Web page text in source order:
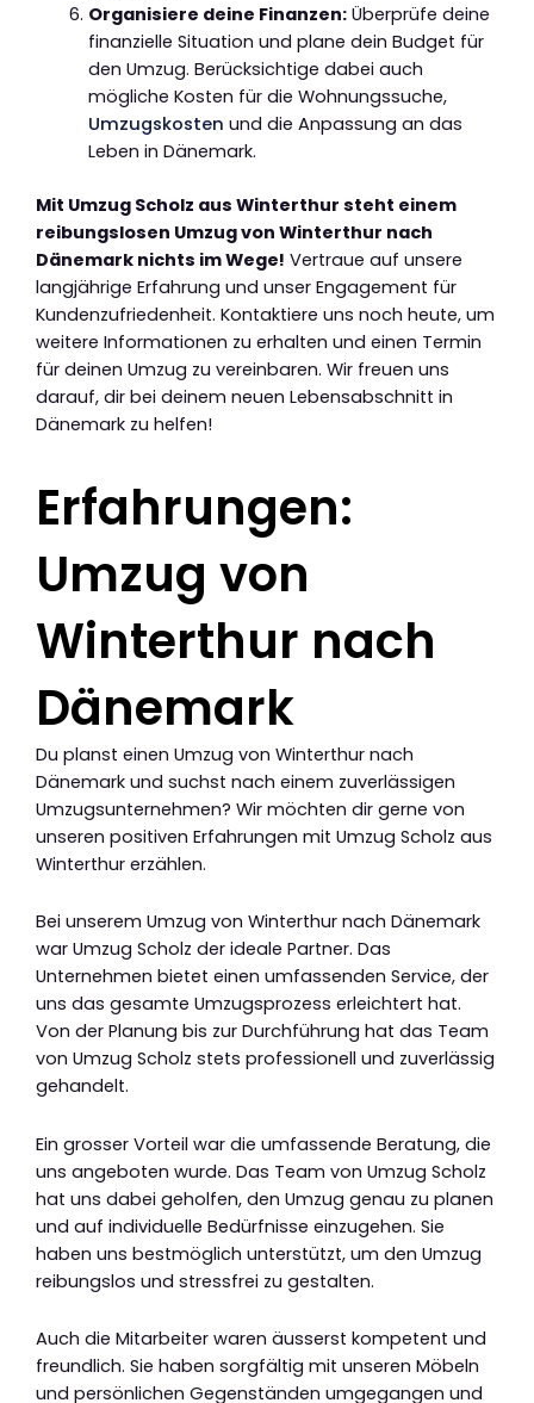
Organisiere deine Finanzen:Überprüfe deine
finanzielle Situation und plane dein Budget für
den Umzug. Berücksichtige dabei auch
mögliche Kosten für die Wohnungssuche,
Umzugskosten und die Anpassung an das
Leben in Dänemark.
Mit Umzug Scholz aus Winterthur steht einem
reibungslosen Umzug von Winterthur nach
Dänemark nichts im Wege! Vertraue auf unsere
langjährige Erfahrung und unser Engagement für
Kundenzufriedenheit. Kontaktiere uns noch heute, um
weitere Informationen zu erhalten und einen Termin
für deinen Umzug zu vereinbaren. Wir freuen uns
darauf, dir bei deinem neuen Lebensabschnitt in
Dänemark zu helfen!
Erfahrungen:
Umzug von
Winterthur nach
Dänemark
Du planst einen Umzug von Winterthur nach
Dänemark und suchst nach einem zuverlässigen
Umzugsunternehmen? Wir möchten dir gerne von
unseren positiven Erfahrungen mit Umzug Scholz aus
Winterthur erzählen.
Bei unserem Umzug von Winterthur nach Dänemark
war Umzug Scholz der ideale Partner. Das
Unternehmen bietet einen umfassenden Service, der
uns das gesamte Umzugsprozess erleichtert hat.
Von der Planung bis zur Durchführung hat das Team
von Umzug Scholz stets professionell und zuverlässig
gehandelt.
Ein grosser Vorteil war die umfassende Beratung, die
uns angeboten wurde. Das Team von Umzug Scholz
hat uns dabei geholfen, den Umzug genau zu planen
und auf individuelle Bedürfnisse einzugehen. Sie
haben uns bestmöglich unterstützt, um den Umzug
reibungslos und stressfrei zu gestalten.
Auch die Mitarbeiter waren äusserst kompetent und
freundlich. Sie haben sorgfältig mit unseren Möbeln
und persönlichen Gegenständen umgegangen und